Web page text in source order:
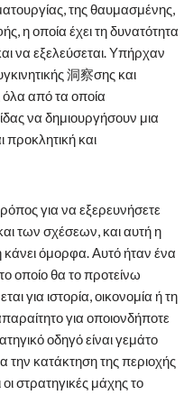
της θαυμασμένης,
η οποία έχει τη δυνατότητα
να εξελεύσεται. Υπήρχαν
洞察σης και
όλα από τα οποία
να δημιουργήσουν μια
και
για να εξερευνήσετε
των σχέσεων, και αυτή η
όμορφα. Αυτό ήταν ένα
οποίο θα το προτείνω
για ιστορία, οικονομία ή τη
για οποιονδήποτε
οδηγό είναι γεμάτο
την κατάκτηση της περιοχής
στρατηγικές μάχης το